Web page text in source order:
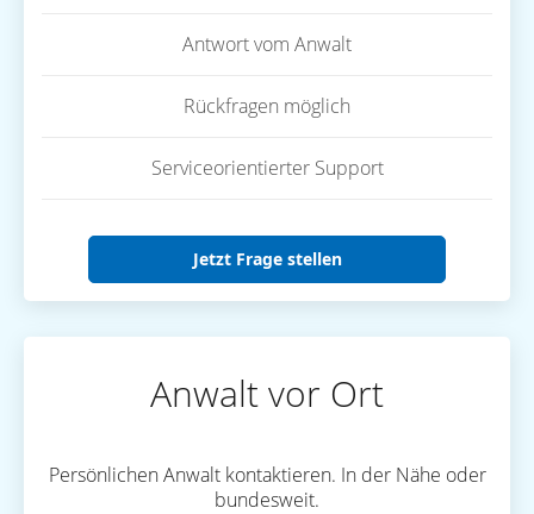
Antwort vom Anwalt
Rückfragen möglich
Serviceorientierter Support
Jetzt Frage stellen
Anwalt vor Ort
Persönlichen Anwalt kontaktieren. In der Nähe oder
bundesweit.